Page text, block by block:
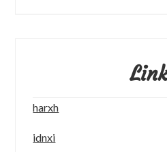
harxh
idnxi